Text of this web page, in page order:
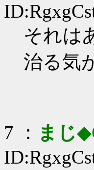
それは
治る気
7 ： まじ